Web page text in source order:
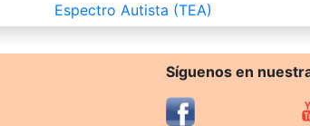
Espectro Autista (TEA)
Síguenos en